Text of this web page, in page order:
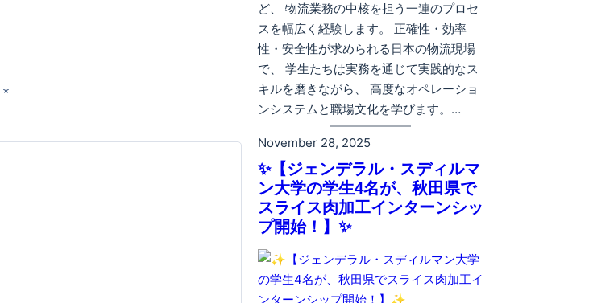
*
ど、 物流業務の中核を担う一連のプロセ
スを幅広く経験します。 正確性・効率
性・安全性が求められる日本の物流現場
で、 学生たちは実務を通じて実践的なス
キルを磨きながら、 高度なオペレーショ
ンシステムと職場文化を学びます。…
November 28, 2025
✨【ジェンデラル・スディルマ
ン大学の学生4名が、秋田県で
スライス肉加工インターンシッ
プ開始！】✨